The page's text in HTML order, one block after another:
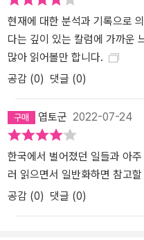
호적 편견’의 시선으로 ‘리더
사를 쏟아냈다는 점을 공들여
느 순간에나 결국 가장 중요한
화적 위반이라는 것은 지극히
류의 가치와 취향을 무시하기
는 공백을 만든다. 모든 끔찍한
파가 저항 헤게모니적 힘으로
었다.” (205쪽) 온라인 극우가 ‘반문화적 위반’의 형식을 차용한 데는
‘반항적 남성성’과 ‘순응주의적
한’ 대중문화를 여성성과 연결
현재에 대한 분석과 기록으로
다는 깊이 있는 칼럼에 가까운
많아 읽어볼만 합니다.
공감 (0) 댓글 (0)
엽토군 2022-07-24
한국에서 벌어졌던 일들과 아
러 읽으면서 일반화하면 참고
공감 (0) 댓글 (0)